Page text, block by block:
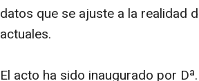
datos que se ajuste a la realidad
actuales.
El acto ha sido inaugurado por